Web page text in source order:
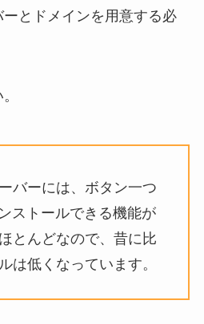
とドメインを用意する必
バーには、ボタン一つ
ストールできる機能が
とんどなので、昔に比
は低くなっています。